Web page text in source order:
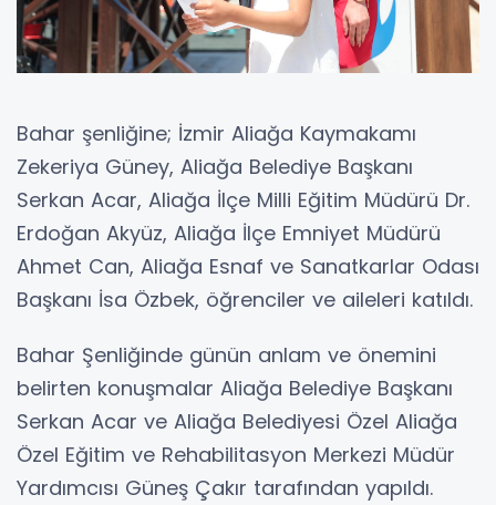
Bahar şenliğine; İzmir Aliağa Kaymakamı
Zekeriya Güney, Aliağa Belediye Başkanı
Serkan Acar, Aliağa İlçe Milli Eğitim Müdürü Dr.
Erdoğan Akyüz, Aliağa İlçe Emniyet Müdürü
Ahmet Can, Aliağa Esnaf ve Sanatkarlar Odası
Başkanı İsa Özbek, öğrenciler ve aileleri katıldı.
Bahar Şenliğinde günün anlam ve önemini
belirten konuşmalar Aliağa Belediye Başkanı
Serkan Acar ve Aliağa Belediyesi Özel Aliağa
Özel Eğitim ve Rehabilitasyon Merkezi Müdür
Yardımcısı Güneş Çakır tarafından yapıldı.